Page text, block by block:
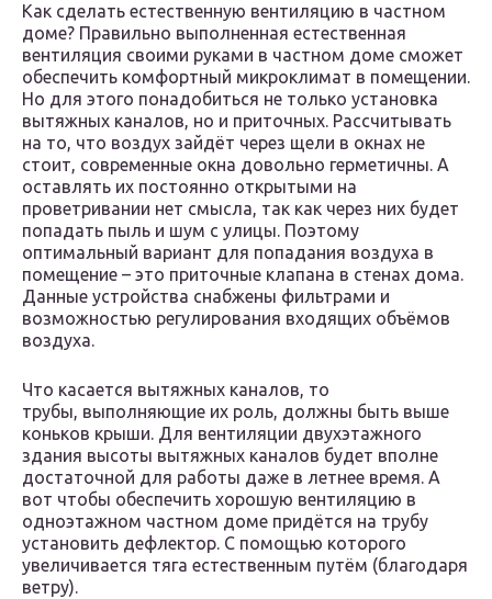
Как сделать естественную вентиляцию в частном
доме? Правильно выполненная естественная
вентиляция своими руками в частном доме сможет
обеспечить комфортный микроклимат в помещении.
Но для этого понадобиться не только установка
вытяжных каналов, но и приточных. Рассчитывать
на то, что воздух зайдёт через щели в окнах не
стоит, современные окна довольно герметичны. А
оставлять их постоянно открытыми на
проветривании нет смысла, так как через них будет
попадать пыль и шум с улицы. Поэтому
оптимальный вариант для попадания воздуха в
помещение – это приточные клапана в стенах дома.
Данные устройства снабжены фильтрами и
возможностью регулирования входящих объёмов
воздуха.
Что касается вытяжных каналов, то
трубы, выполняющие их роль, должны быть выше
коньков крыши. Для вентиляции двухэтажного
здания высоты вытяжных каналов будет вполне
достаточной для работы даже в летнее время. А
вот чтобы обеспечить хорошую вентиляцию в
одноэтажном частном доме придётся на трубу
установить дефлектор. С помощью которого
увеличивается тяга естественным путём (благодаря
ветру).